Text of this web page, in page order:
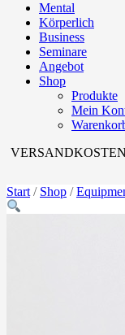
Mental
Körperlich
Business
Seminare
Angebot
Shop
Produkte
Mein
Start / Shop /